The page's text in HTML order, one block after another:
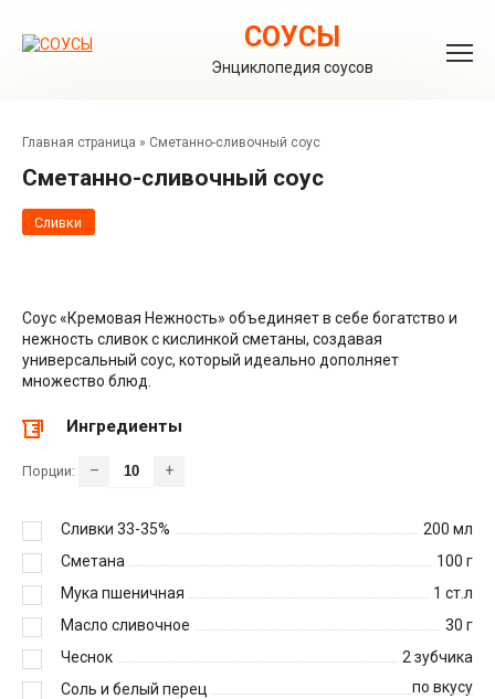
контенту
СОУСЫ
Энциклопедия соусов
Главная страница » Сметанно-сливочный соус
Сметанно-сливочный соус
Сливки
Соус «Кремовая Нежность» объединяет в себе богатство и
нежность сливок с кислинкой сметаны, создавая
универсальный соус, который идеально дополняет
множество блюд.
Ингредиенты
Порции: – +
Сливки 33-35% 200 мл
Сметана
100 г
Мука пшеничная
1 ст.л
Масло сливочное
30 г
Чеснок
2 зубчика
Соль и белый перец
по вкусу